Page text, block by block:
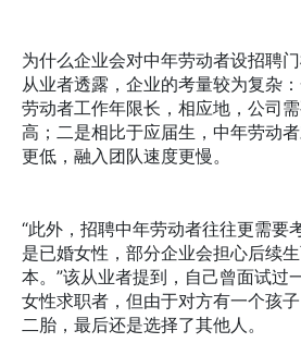
为什么企业会对中年劳动者设招聘
从业者透露，企业的考量较为复杂
劳动者工作年限长，相应地，公司
高；二是相比于应届生，中年劳动
更低，融入团队速度更慢。
“此外，招聘中年劳动者往往更需要
是已婚女性，部分企业会担心后续
本。”该从业者提到，自己曾面试过
女性求职者，但由于对方有一个孩
二胎，最后还是选择了其他人。